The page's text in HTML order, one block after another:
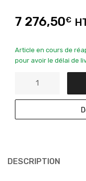
7 276,50€
Article en cours de
pour avoir le délai de
DESCRIPTION